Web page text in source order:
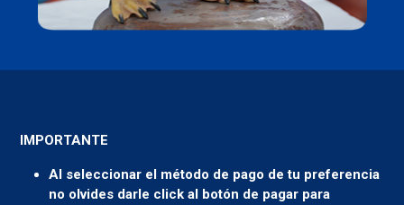
IMPORTANTE
Al seleccionar el método de pago de tu preferencia
no olvides darle click al botón de pagar para